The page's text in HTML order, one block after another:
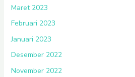
Maret 2023
Februari 2023
Januari 2023
Desember 2022
November 2022